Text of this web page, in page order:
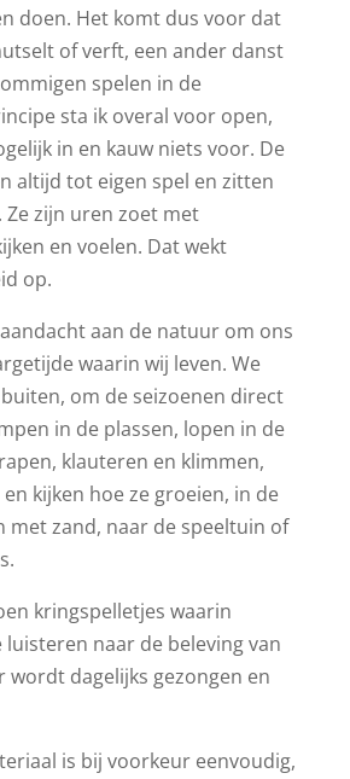
doen. Het komt dus voor dat
of verft, een ander danst
spelen in de
sta ik overal voor open,
in en kauw niets voor. De
altijd tot eigen spel en zitten
Ze zijn uren zoet met
en voelen. Dat wekt
op.
aan de natuur om ons
waarin wij leven. We
om de seizoenen direct
in de plassen, lopen in de
klauteren en klimmen,
kijken hoe ze groeien, in de
met zand, naar de speeltuin of
kringspelletjes waarin
naar de beleving van
wordt dagelijks gezongen en
is bij voorkeur eenvoudig,